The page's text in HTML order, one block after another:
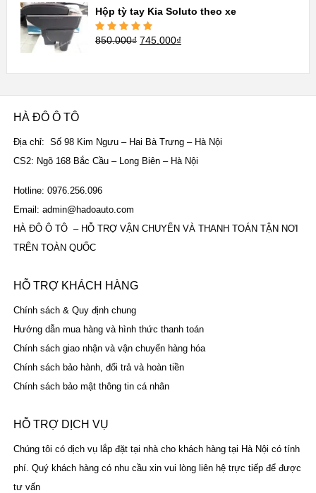
sao
Hộp tỳ tay Kia Soluto theo xe
Được xếp
850.000₫ 745.000₫
HÀ ĐÔ Ô TÔ
Địa chỉ: Số 98 Kim Ngưu – Hai Bà Trưng – Hà Nội
CS2: Ngõ 168 Bắc Cầu – Long Biên – Hà Nội
Hotline: 0976.256.096
Email: admin@hadoauto.com
HÀ ĐÔ Ô TÔ – HỖ TRỢ VẬN CHUYỂN VÀ THANH TOÁN TẬN NƠI
TRÊN TOÀN QUỐC
HỖ TRỢ KHÁCH HÀNG
Chính sách & Quy định chung
Hướng dẫn mua hàng và hình thức thanh toán
Chính sách giao nhận và vận chuyển hàng hóa
Chính sách bảo hành, đổi trả và hoàn tiền
Chính sách bảo mật thông tin cá nhân
HỖ TRỢ DỊCH VỤ
Chúng tôi có dịch vụ lắp đặt tại nhà cho khách hàng tại Hà Nội có tính
phí. Quý khách hàng có nhu cầu xin vui lòng liên hệ trực tiếp để được
tư vấn